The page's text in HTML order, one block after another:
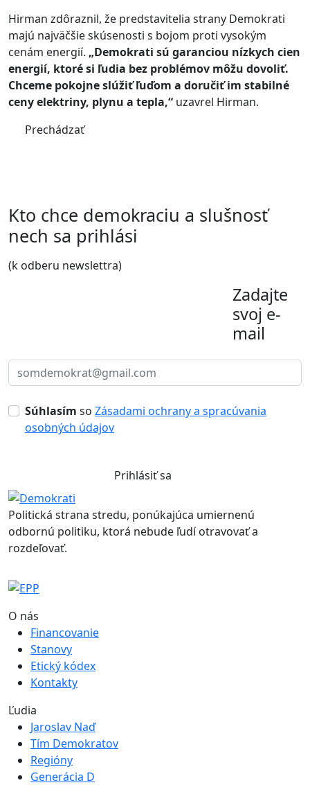
Prechádzať
Hirman zdôraznil, že predstavitelia strany Demokrati
majú najväčšie skúsenosti s bojom proti vysokým
cenám energií. „Demokrati sú garanciou nízkych cien
energií, ktoré si ľudia bez problémov môžu dovoliť.
Chceme pokojne slúžiť ľuďom a doručiť im stabilné
ceny elektriny, plynu a tepla,“ uzavrel Hirman.
Kto chce demokraciu a slušnosť
nech sa prihlási
(k odberu newslettra)
Zadajte
svoj e-
mail
Súhlasím so Zásadami ochrany a spracúvania
osobných údajov
Prihlásiť sa
Politická strana stredu, ponúkajúca umiernenú
odbornú politiku, ktorá nebude ľudí otravovať a
rozdeľovať.
O nás
Financovanie
Stanovy
Etický kódex
Kontakty
Ľudia
Jaroslav Naď
Tím Demokratov
Regióny
Generácia D